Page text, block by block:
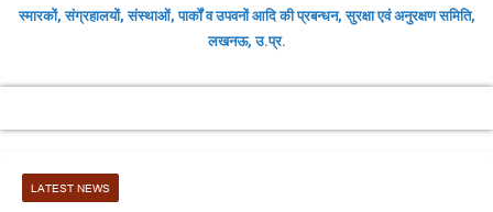
स्मारकों, संग्रहालयों, संस्थाओं, पार्कों व उपवनों आदि की प्रबन्धन, सुरक्षा एवं अनुरक्षण समिति,
लखनऊ, उ.प्र.
LATEST NEWS